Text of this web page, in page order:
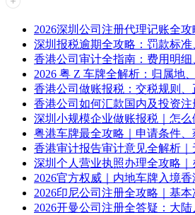
2026深圳公司注册代理记账全
深圳报税逾期全攻略：罚款标
香港公司审计全指南：费用明
2026 粤 Z 车牌全解析：归属地
香港公司做账报税：交税规则
香港公司如何汇款国内及投资注
深圳小规模企业做账报税｜怎
粤港车牌最全攻略｜申请条件
香港审计报告审计意见全解析
深圳个人营业执照办理全攻略
2026官方权威｜内地车牌入境
2026印尼公司注册全攻略｜基
2026开曼公司注册全答疑：大